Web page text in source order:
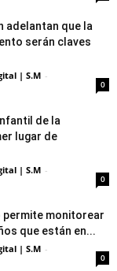
adelantan que la
serán claves
| S.M -
0
de la
lugar de
| S.M -
0
permite monitorear
que están en...
| S.M -
0